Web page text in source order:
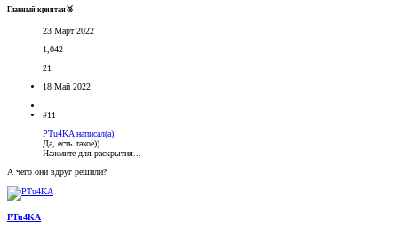
Главный криптан🥈
23 Март 2022
1,042
21
18 Май 2022
#11
PTu4KA написал(а):
Да, есть такое))
Нажмите для раскрытия...
А чего они вдруг решили?
PTu4KA